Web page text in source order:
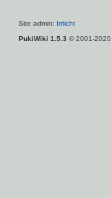
Site admin: Irrlicht
PukiWiki 1.5.3 © 2001-2020